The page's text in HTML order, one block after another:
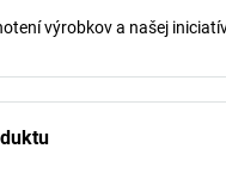
výrobkov a našej